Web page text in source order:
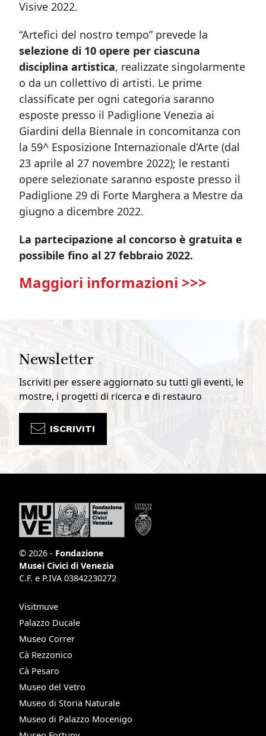
Visive 2022.
“Artefici del nostro tempo” prevede la
selezione di 10 opere per ciascuna
disciplina artistica, realizzate singolarmente
o da un collettivo di artisti. Le prime
classificate per ogni categoria saranno
esposte presso il Padiglione Venezia ai
Giardini della Biennale in concomitanza con
la 59^ Esposizione Internazionale d’Arte (dal
23 aprile al 27 novembre 2022); le restanti
opere selezionate saranno esposte presso il
Padiglione 29 di Forte Marghera a Mestre da
giugno a dicembre 2022.
La partecipazione al concorso è gratuita e
possibile fino al 27 febbraio 2022.
Maggiori informazioni >>>
Newsletter
Iscriviti per essere aggiornato su tutti gli eventi, le
mostre, i progetti di ricerca e di restauro
ISCRIVITI
© 2026 - Fondazione
Musei Civici di Venezia
C.F. e P.IVA 03842230272
Visitmuve
Palazzo Ducale
Museo Correr
Cà Rezzonico
Cà Pesaro
Museo del Vetro
Museo di Storia Naturale
Museo di Palazzo Mocenigo